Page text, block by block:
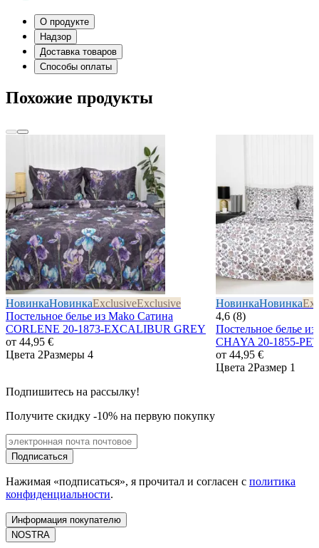
О продукте
Надзор
Доставка товаров
Способы оплаты
Похожие продукты
НовинкаНовинкаExclusiveExclusive
Постельное белье из Mako Сатина
CORLENE 20-1873-EXCALIBUR GREY
от 44,95 €
Цвета 2Размеры 4
НовинкаНовинка
4,6 (8)
Постельное белье
CHAYA 20-1855-
от 44,95 €
Цвета 2Размер 1
Подпишитесь на рассылку!
Получите скидку -10% на первую покупку
Подписаться
Нажимая «подписаться», я прочитал и согласен с политика
конфиденциальности.
Информация покупателю
NOSTRA